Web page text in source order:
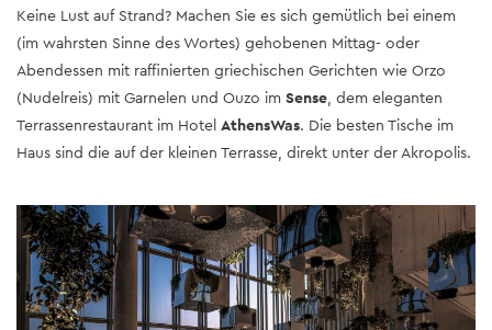
Keine Lust auf Strand? Machen Sie es sich gemütlich bei einem
(im wahrsten Sinne des Wortes) gehobenen Mittag- oder
Abendessen mit raffinierten griechischen Gerichten wie Orzo
(Nudelreis) mit Garnelen und Ouzo im Sense, dem eleganten
Terrassenrestaurant im Hotel AthensWas. Die besten Tische im
Haus sind die auf der kleinen Terrasse, direkt unter der Akropolis.